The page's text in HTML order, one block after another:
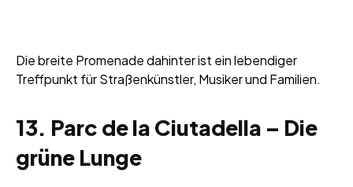
Die breite Promenade dahinter ist ein lebendiger
Treffpunkt für Straßenkünstler, Musiker und Familien.
13. Parc de la Ciutadella – Die
grüne Lunge